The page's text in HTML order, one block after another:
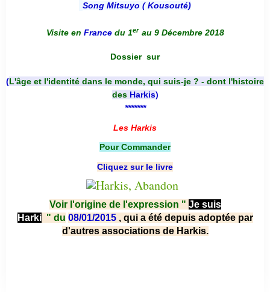
Song Mitsuyo ( Kousouté)
Visite en France du 1er au 9 Décembre 2018
Dossier sur
(L'âge et l'identité dans le monde, qui suis-je ? - dont l'histoire
des Harkis)
*******
Les Harkis
Pour Commander
Cliquez sur le livre
Voir l'origine de l'expression " Je suis
Harki " du 08/01/2015 , qui a été depuis adoptée par
d'autres associations de Harkis.